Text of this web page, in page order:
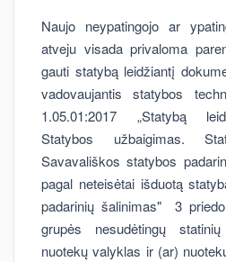
Naujo neypatingojo ar
atveju visada privaloma
gauti statybą leidžiantį
vadovaujantis statybos
1.05.01:2017 „Statybą
Statybos užbaigimas.
Savavališkos statybos
pagal neteisėtai išduotą
padarinių šalinimas" 3
grupės nesudėtingų
nuotekų valyklas ir (ar)